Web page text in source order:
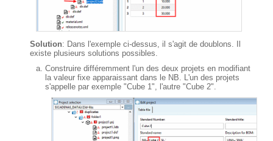
Solution: Dans l'exemple ci-dessus, il s'agit de doublons. Il
existe plusieurs solutions possibles.
Construire différemment l'un des deux projets en modifiant
la valeur fixe apparaissant dans le NB. L'un des projets
s'appelle par exemple "Cube 1", l'autre "Cube 2".